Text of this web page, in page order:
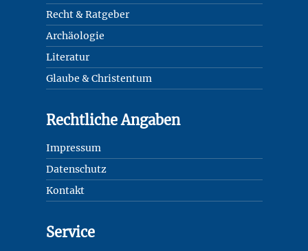
Recht & Ratgeber
Archäologie
Literatur
Glaube & Christentum
Rechtliche Angaben
Impressum
Datenschutz
Kontakt
Service